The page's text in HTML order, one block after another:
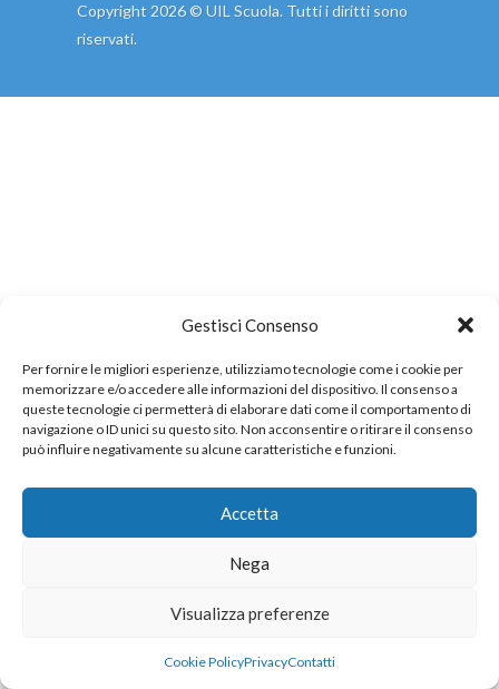
Gestisci Consenso
Per fornire le migliori esperienze, utilizziamo tecnologie come i cookie per
memorizzare e/o accedere alle informazioni del dispositivo. Il consenso a
queste tecnologie ci permetterà di elaborare dati come il comportamento di
navigazione o ID unici su questo sito. Non acconsentire o ritirare il consenso
può influire negativamente su alcune caratteristiche e funzioni.
Accetta
Nega
Visualizza preferenze
Cookie PolicyPrivacyContatti
Copyright 2026 © UIL Scuola. Tutti i diritti sono
riservati.